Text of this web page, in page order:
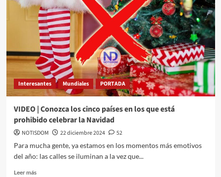
Interesantes Mundiales PORTADA
VIDEO | Conozca los cinco países en los que está
prohibido celebrar la Navidad
NOTISDOM 22 diciembre 2024
52
Para mucha gente, ya estamos en los momentos más emotivos
del año: las calles se iluminan a la vez que...
Leer más